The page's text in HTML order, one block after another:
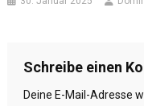
Schreibe einen
Deine E-Mail-Adresse